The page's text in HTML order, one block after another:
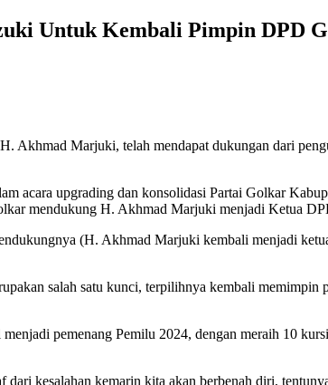
Untuk Kembali Pimpin DPD
Akhmad Marjuki, telah mendapat dukungan dari
acara upgrading dan konsolidasi Partai Golkar
mendukung H. Akhmad Marjuki menjadi Ketua
(H. Akhmad Marjuki kembali menjadi
salah satu kunci, terpilihnya kembali
pemenang Pemilu 2024, dengan meraih 10
kesalahan kemarin kita akan berbenah diri,